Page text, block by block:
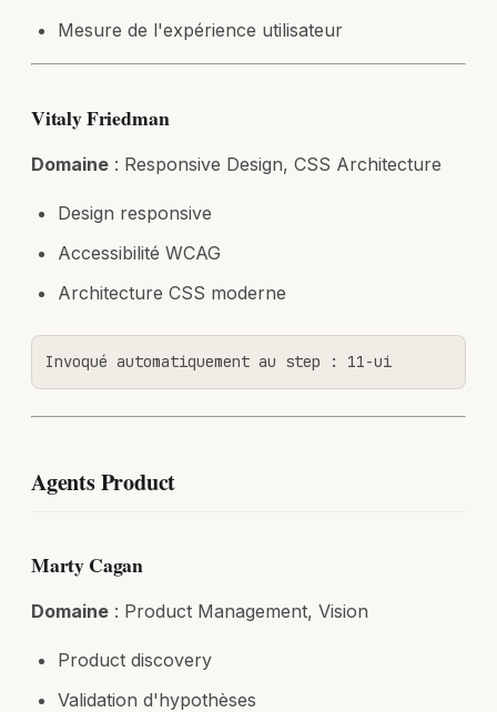
Mesure de l'expérience utilisateur
Vitaly Friedman
Domaine : Responsive Design, CSS Architecture
Design responsive
Accessibilité WCAG
Architecture CSS moderne
Invoqué automatiquement au step : 11-ui
Agents Product
Marty Cagan
Domaine : Product Management, Vision
Product discovery
Validation d'hypothèses